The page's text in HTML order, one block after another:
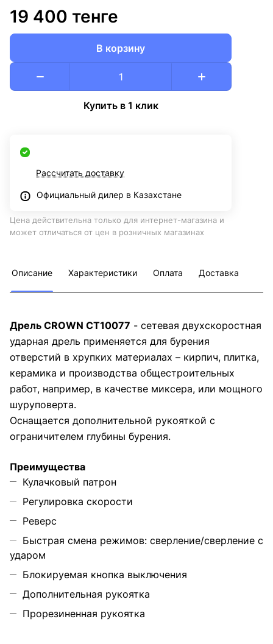
19 400 тенге
В корзину
Купить в 1 клик
Рассчитать доставку
Официальный дилер в Казахстане
Цена действительна только для интернет-магазина и
может отличаться от цен в розничных магазинах
Описание Характеристики Оплата Доставка
Дрель CROWN CT10077 - сетевая двухскоростная
ударная дрель применяется для бурения
отверстий в хрупких материалах – кирпич, плитка,
керамика и производства общестроительных
работ, например, в качестве миксера, или мощного
шуруповерта.
Оснащается дополнительной рукояткой с
ограничителем глубины бурения.
Преимущества
Кулачковый патрон
Регулировка скорости
Реверс
Быстрая смена режимов: сверление/сверление с
ударом
Блокируемая кнопка выключения
Дополнительная рукоятка
Прорезиненная рукоятка